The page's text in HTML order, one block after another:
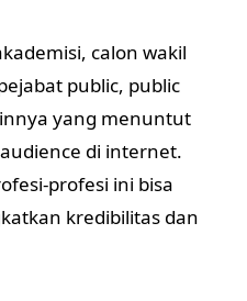
calon wakil
public, public
yang menuntut
di internet.
profesi ini bisa
kredibilitas dan